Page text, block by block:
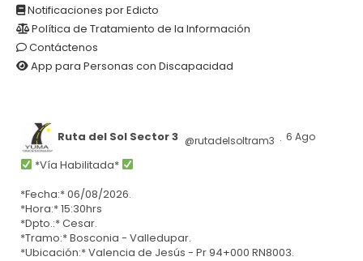
Notificaciones por Edicto
Política de Tratamiento de la Información
Contáctenos
App para Personas con Discapacidad
Ruta del Sol Sector 3 @rutadelsoltram3 · 6 Ago
*Vía Habilitada*
*Fecha:* 06/08/2026.
*Hora:* 15:30hrs
*Dpto.:* Cesar.
*Tramo:* Bosconia - Valledupar.
*Ubicación:* Valencia de Jesús - Pr 94+000 RN8003.